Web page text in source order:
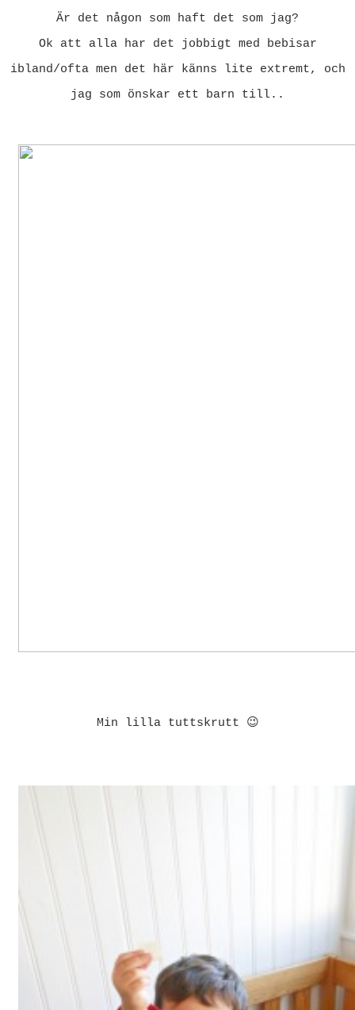
Är det någon som haft det som jag?
Ok att alla har det jobbigt med bebisar
ibland/ofta men det här känns lite extremt, och
jag som önskar ett barn till..
Min lilla tuttskrutt 😉